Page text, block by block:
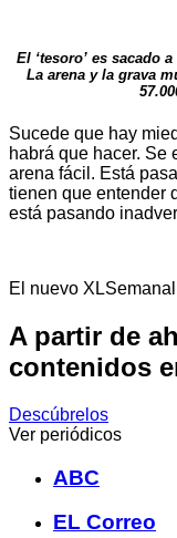
El ‘tesoro’ es sacado
La arena y la grava
Sucede que hay
habrá que hacer. Se
arena fácil. Está
tienen que entender
está pasando
El nuevo XLSemanal
A partir de
contenidos
Descúbrelos
Ver periódicos
ABC
EL Correo